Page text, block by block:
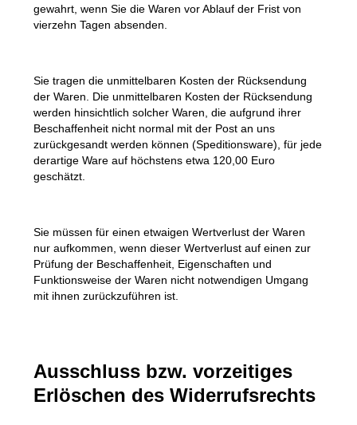
gewahrt, wenn Sie die Waren vor Ablauf der Frist von
vierzehn Tagen absenden.
Sie tragen die unmittelbaren Kosten der Rücksendung
der Waren. Die unmittelbaren Kosten der Rücksendung
werden hinsichtlich solcher Waren, die aufgrund ihrer
Beschaffenheit nicht normal mit der Post an uns
zurückgesandt werden können (Speditionsware), für jede
derartige Ware auf höchstens etwa 120,00 Euro
geschätzt.
Sie müssen für einen etwaigen Wertverlust der Waren
nur aufkommen, wenn dieser Wertverlust auf einen zur
Prüfung der Beschaffenheit, Eigenschaften und
Funktionsweise der Waren nicht notwendigen Umgang
mit ihnen zurückzuführen ist.
Ausschluss bzw. vorzeitiges
Erlöschen des Widerrufsrechts